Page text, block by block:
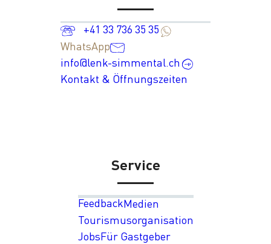
+41 33 736 35 35
WhatsApp
info@lenk-simmental.ch
Kontakt & Öffnungszeiten
Service
FeedbackMedien
Tourismusorganisation
JobsFür Gastgeber